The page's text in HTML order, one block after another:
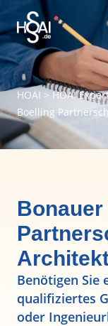
HOAI > HOAI
Boelling
Benötigen Sie
qualifiziertes
oder